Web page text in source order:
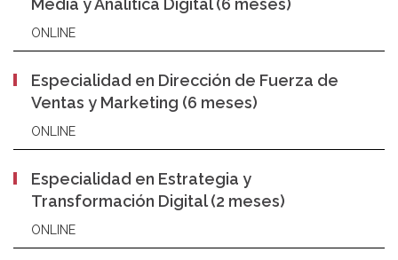
Media y Analítica Digital (6 meses)
ONLINE
Especialidad en Dirección de Fuerza de
Ventas y Marketing (6 meses)
ONLINE
Especialidad en Estrategia y
Transformación Digital (2 meses)
ONLINE